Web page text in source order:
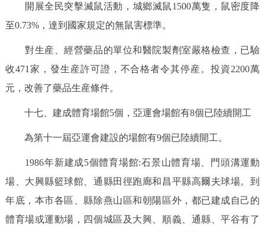
開展全民突擊滅鼠活動，城鄉滅鼠1500萬隻，鼠密度降
至0.73%，達到國家規定的無鼠害標準。
對生産、經營藥品的單位和醫院製劑室嚴格檢查，已驗
收471家，發生産許可證，不合格者令其停産。投資2200萬
元，改善了藥品生産條件。
十七、建成體育場館5個，亞運會場館有8個已陸續開工
為第十一屆亞運會建設的場館有9個已陸續開工。
1986年新建成5個體育場館:石景山體育場、門頭溝運動
場、大興縣籃球館、通縣田徑跑廊和昌平縣高爾夫球場。到
年底，本市各區、縣除燕山區和朝陽區外，都已建成自己的
體育場或運動場，四個城區及大興、順義、通縣、平谷有了